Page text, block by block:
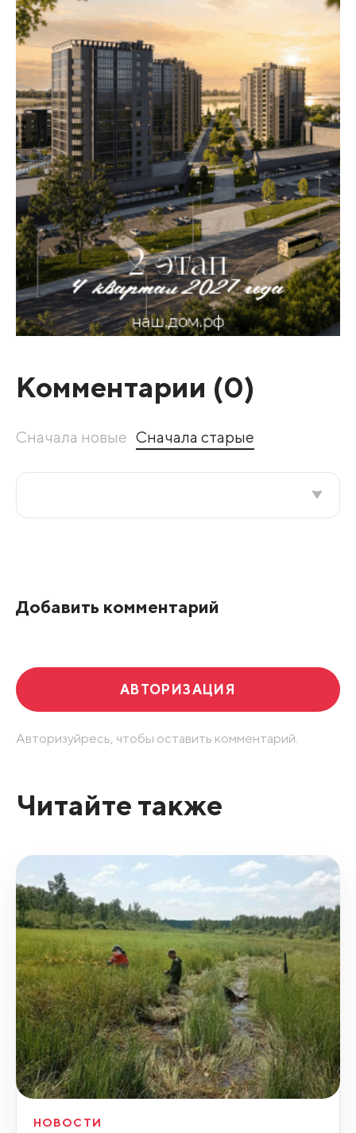
Комментарии (0)
Сначала новые Сначала старые
Добавить комментарий
АВТОРИЗАЦИЯ
Авторизуйресь, чтобы оставить комментарий.
Читайте также
НОВОСТИ